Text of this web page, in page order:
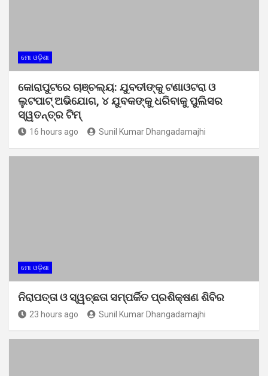
ମୋ ଓଡ଼ିଶା
କୋରାପୁଟରେ ଚାଞ୍ଚଲ୍ୟ: ଯୁବତୀଙ୍କୁ ଟଣାଓଟରା ଓ
ଲୁଟପାଟ୍ ଅଭିଯୋଗ, ୪ ଯୁବକଙ୍କୁ ଧରିବାକୁ ପୁଲିସର
ସ୍ୱତନ୍ତ୍ର ଟିମ୍
16 hours ago Sunil Kumar Dhangadamajhi
ମୋ ଓଡ଼ିଶା
ନିରାପତ୍ତା ଓ ସ୍ୱଚ୍ଛତା ସମ୍ପର୍କିତ ପ୍ରଶିକ୍ଷଣ ଶିବିର
23 hours ago Sunil Kumar Dhangadamajhi